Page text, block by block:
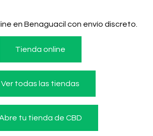
en Benaguacil con envío discreto.
Tienda online
Ver todas las tiendas
tu tienda de CBD